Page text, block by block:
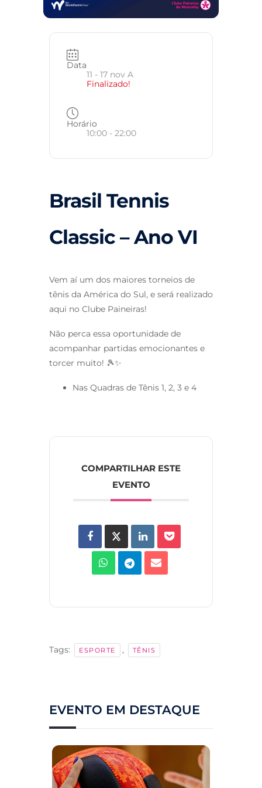
Data
11 - 17 nov A
Finalizado!
Horário
10:00 - 22:00
Brasil Tennis
Classic – Ano VI
Vem aí um dos maiores torneios de
tênis da América do Sul, e será realizado
aqui no Clube Paineiras!
Não perca essa oportunidade de
acompanhar partidas emocionantes e
torcer muito! 🎾✨
Nas Quadras de Tênis 1, 2, 3 e 4
COMPARTILHAR ESTE
EVENTO
Tags: ESPORTE , TÊNIS
EVENTO EM DESTAQUE